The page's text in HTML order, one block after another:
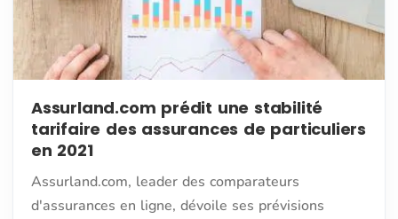
Assurland.com prédit une stabilité
tarifaire des assurances de particuliers
en 2021
Assurland.com, leader des comparateurs
d'assurances en ligne, dévoile ses prévisions